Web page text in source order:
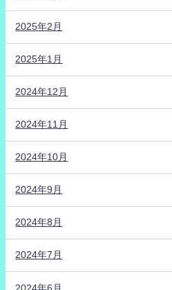
2025年2月
2025年1月
2024年12月
2024年11月
2024年10月
2024年9月
2024年8月
2024年7月
2024年6月